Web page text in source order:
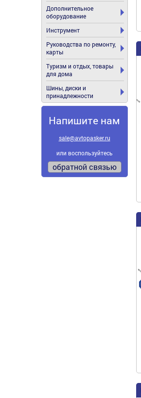
Дополнительное
оборудование
Инструмент
Руководства по ремонту,
карты
Туризм и отдых, товары
для дома
Шины, диски и
принадлежности
Напишите нам
sale@avtopasker.ru
или воспользуйтесь
обратной связью